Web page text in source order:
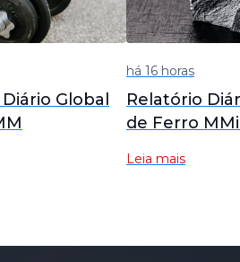
Global
há 16 horas
Relatório
de Ferro
Leia mais